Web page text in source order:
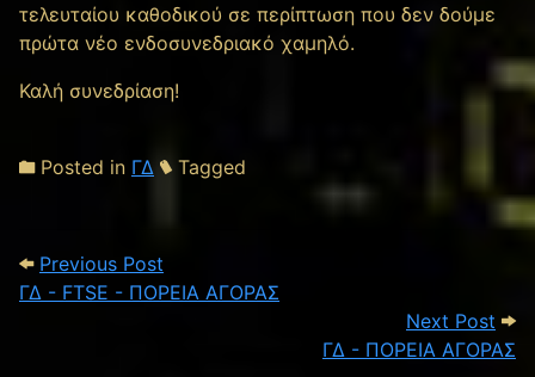
τελευταίου καθοδικού σε περίπτωση που δεν δούμε
πρώτα νέο ενδοσυνεδριακό χαμηλό.
Καλή συνεδρίαση!
Posted in ΓΔ Tagged
Post navigation
Previous Post
ΓΔ - FTSE - ΠΟΡΕΙΑ ΑΓΟΡΑΣ
Next Post
ΓΔ - ΠΟΡΕΙΑ ΑΓΟΡΑΣ